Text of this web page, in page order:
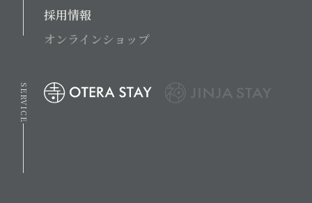
採用情報
オンラインショップ
SERVICE